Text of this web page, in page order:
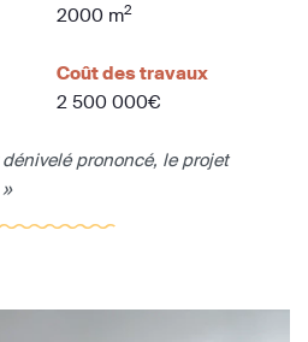
2000 m2
Coût des travaux
2 500 000€
prononcé, le projet